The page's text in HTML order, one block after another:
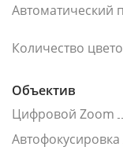
Автоматический
Количество
Объектив
Цифровой Zoom
Автофокусировка